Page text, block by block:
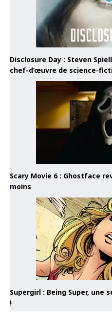
Disclosure Day : Steven
chef-d’œuvre de science-
Scary Movie 6 : Ghostface
moins
Supergirl : Being Super,
!